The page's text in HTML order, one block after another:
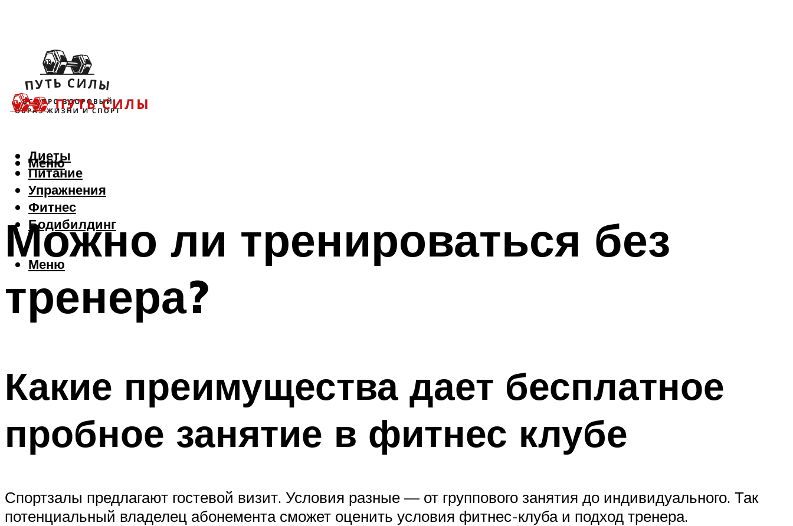
Диеты
Питание
Упражнения
Фитнес
Бодибилдинг
Меню
Меню
Можно ли тренироваться без
тренера?
Какие преимущества дает бесплатное
пробное занятие в фитнес клубе
Спортзалы предлагают гостевой визит. Условия разные — от группового занятия до индивидуального. Так
потенциальный владелец абонемента сможет оценить условия фитнес-клуба и подход тренера.